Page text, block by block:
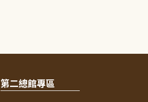
第二總館專區